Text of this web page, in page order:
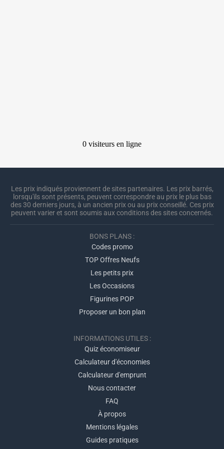
Les prix indiqués proviennent de sites partenaires. Les prix barrés,
lorsqu'ils sont présents, peuvent correspondre au prix le plus bas
des 30 derniers jours, à un ancien prix ou au prix conseillé. Ces prix
peuvent varier et sont soumis aux conditions des sites concernés.
BONS PLANS :
Codes promo
TOP Offres Neufs
Les petits prix
Les Occasions
Figurines POP
Proposer un bon plan
INFORMATIONS UTILES :
Quiz économiseur
Calculateur d'économies
Calculateur d'emprunt
Nous contacter
FAQ
À propos
Mentions légales
Guides pratiques